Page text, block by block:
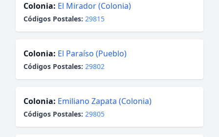
Colonia: El Mirador (Colonia)
Códigos Postales: 29815
Colonia: El Paraíso (Pueblo)
Códigos Postales: 29802
Colonia: Emiliano Zapata (Colonia)
Códigos Postales: 29805